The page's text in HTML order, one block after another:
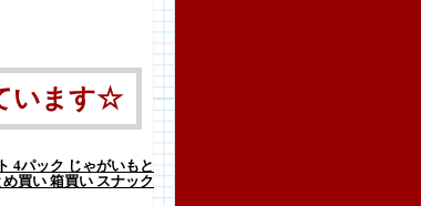
います☆
4パック じゃがいもと
買い 箱買い スナック